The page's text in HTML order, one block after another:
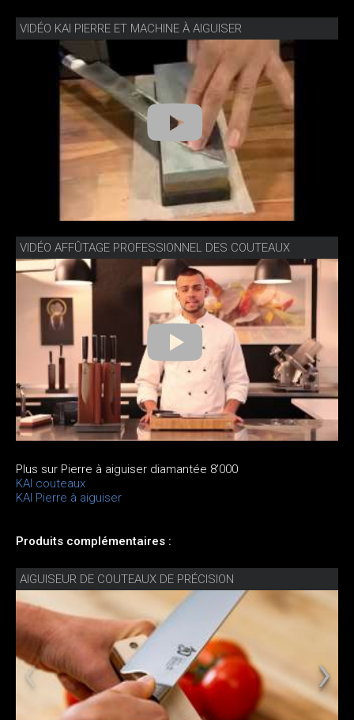
VIDÉO KAI PIERRE ET MACHINE À AIGUISER
VIDÉO AFFÛTAGE PROFESSIONNEL DES COUTEAUX
Plus sur Pierre à aiguiser diamantée 8’000
KAI couteaux
KAI Pierre à aiguiser
Produits complémentaires :
AIGUISEUR DE COUTEAUX DE PRÉCISION